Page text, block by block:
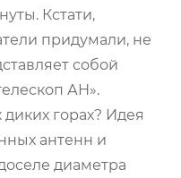
Кстати,
придумали, не
собой
АН».
горах? Идея
антенн и
диаметра